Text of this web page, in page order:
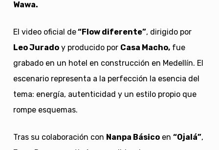
Wawa.
El video oficial de“Flow diferente”, dirigido por
Leo Juradoy producido por Casa Macho,fue
grabado en un hotel en construcción en Medellín. El
escenario representa a la perfección la esencia del
tema: energía, autenticidad y un estilo propio que
rompe esquemas.
Tras su colaboración con Nanpa Básicoen “Ojalá”,